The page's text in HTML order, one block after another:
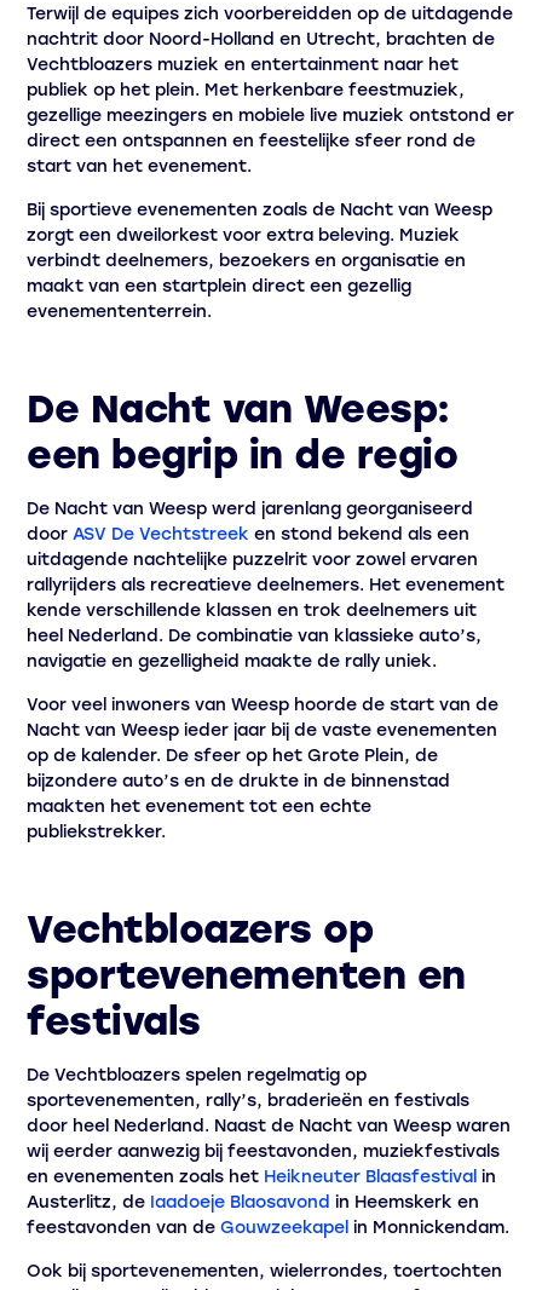
Terwijl de equipes zich voorbereidden op de uitdagende
nachtrit door Noord-Holland en Utrecht, brachten de
Vechtbloazers muziek en entertainment naar het
publiek op het plein. Met herkenbare feestmuziek,
gezellige meezingers en mobiele live muziek ontstond er
direct een ontspannen en feestelijke sfeer rond de
start van het evenement.
Bij sportieve evenementen zoals de Nacht van Weesp
zorgt een dweilorkest voor extra beleving. Muziek
verbindt deelnemers, bezoekers en organisatie en
maakt van een startplein direct een gezellig
evenemententerrein.
De Nacht van Weesp:
een begrip in de regio
De Nacht van Weesp werd jarenlang georganiseerd
doorASV De Vechtstreek en stond bekend als een
uitdagende nachtelijke puzzelrit voor zowel ervaren
rallyrijders als recreatieve deelnemers. Het evenement
kende verschillende klassen en trok deelnemers uit
heel Nederland. De combinatie van klassieke auto’s,
navigatie en gezelligheid maakte de rally uniek.
Voor veel inwoners van Weesp hoorde de start van de
Nacht van Weesp ieder jaar bij de vaste evenementen
op de kalender. De sfeer op het Grote Plein, de
bijzondere auto’s en de drukte in de binnenstad
maakten het evenement tot een echte
publiekstrekker.
Vechtbloazers op
sportevenementen en
festivals
De Vechtbloazers spelen regelmatig op
sportevenementen, rally’s, braderieën en festivals
door heel Nederland. Naast de Nacht van Weesp waren
wij eerder aanwezig bij feestavonden, muziekfestivals
en evenementen zoals het Heikneuter Blaasfestival in
Austerlitz, de Iaadoeje Blaosavond in Heemskerk en
feestavonden van deGouwzeekapel in Monnickendam.
Ook bij sportevenementen, wielerrondes, toertochten